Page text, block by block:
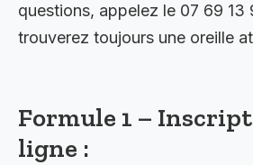
questions, appelez le 07 69 13
trouverez toujours une oreille
Formule 1 –
ligne :